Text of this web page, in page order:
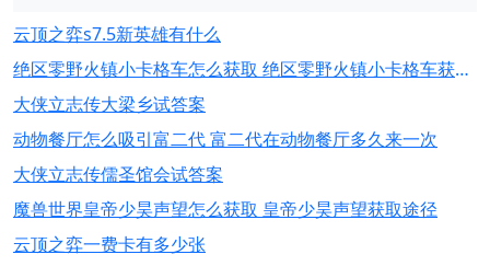
云顶之弈s7.5新英雄有什么
绝区零野火镇小卡格车怎么获取 绝区零野火镇小卡格车获取攻略
大侠立志传大梁乡试答案
动物餐厅怎么吸引富二代 富二代在动物餐厅多久来一次
大侠立志传儒圣馆会试答案
魔兽世界皇帝少昊声望怎么获取 皇帝少昊声望获取途径
云顶之弈一费卡有多少张